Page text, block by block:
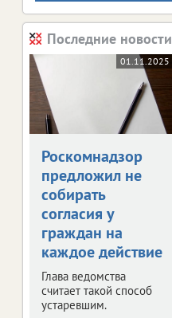
Последние новости
01.11.2025
Роскомнадзор
предложил не
собирать
согласия у
граждан на
каждое действие
Глава ведомства
считает такой способ
устаревшим.